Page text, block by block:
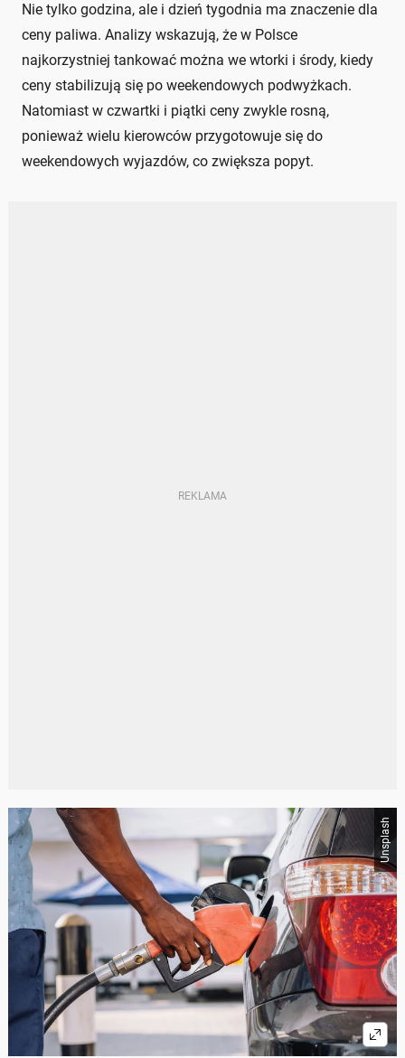
Nie tylko godzina, ale i dzień tygodnia ma znaczenie dla
ceny paliwa. Analizy wskazują, że w Polsce
najkorzystniej tankować można we wtorki i środy, kiedy
ceny stabilizują się po weekendowych podwyżkach.
Natomiast w czwartki i piątki ceny zwykle rosną,
ponieważ wielu kierowców przygotowuje się do
weekendowych wyjazdów, co zwiększa popyt.
Unsplash